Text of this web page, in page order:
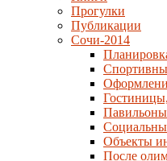
Прогулки
Публикации
Сочи-2014
Павильоны
Объекты
После